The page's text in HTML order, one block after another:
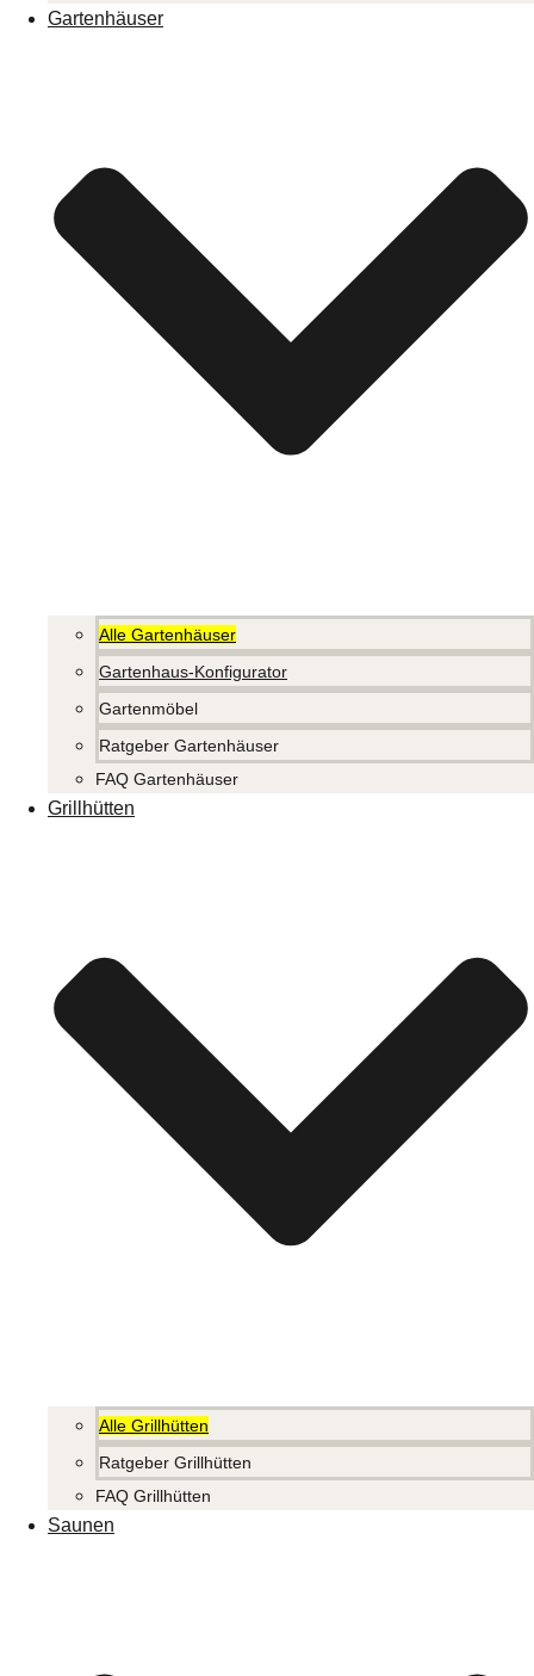
Gartenhäuser
Alle Gartenhäuser
Gartenhaus-Konfigurator
Gartenmöbel
Ratgeber Gartenhäuser
FAQ Gartenhäuser
Grillhütten
Alle Grillhütten
Ratgeber Grillhütten
FAQ Grillhütten
Saunen